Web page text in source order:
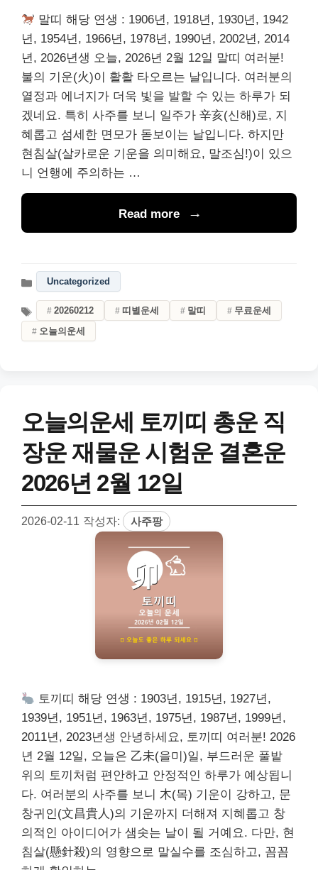
말띠 해당 연생 : 1906년, 1918년, 1930년, 1942
년, 1954년, 1966년, 1978년, 1990년, 2002년, 2014
년, 2026년생 오늘, 2026년 2월 12일 말띠 여러분!
불의 기운(火)이 활활 타오르는 날입니다. 여러분의
열정과 에너지가 더욱 빛을 발할 수 있는 하루가 되
겠네요. 특히 사주를 보니 일주가 辛亥(신해)로, 지
혜롭고 섬세한 면모가 돋보이는 날입니다. 하지만
현침살(살카로운 기운을 의미해요, 말조심!)이 있으
니 언행에 주의하는 …
Read more
Uncategorized
20260212 띠별운세 말띠
무료운세
오늘의운세
오늘의운세 토끼띠 총운 직
장운 재물운 시험운 결혼운
2026년 2월 12일
2026-02-11 작성자: 사주팡
토끼띠 해당 연생 : 1903년, 1915년, 1927년,
1939년, 1951년, 1963년, 1975년, 1987년, 1999년,
2011년, 2023년생 안녕하세요, 토끼띠 여러분! 2026
년 2월 12일, 오늘은 乙未(을미)일, 부드러운 풀밭
위의 토끼처럼 편안하고 안정적인 하루가 예상됩니
다. 여러분의 사주를 보니 木(목) 기운이 강하고, 문
창귀인(文昌貴人)의 기운까지 더해져 지혜롭고 창
의적인 아이디어가 샘솟는 날이 될 거예요. 다만, 현
침살(懸針殺)의 영향으로 말실수를 조심하고, 꼼꼼